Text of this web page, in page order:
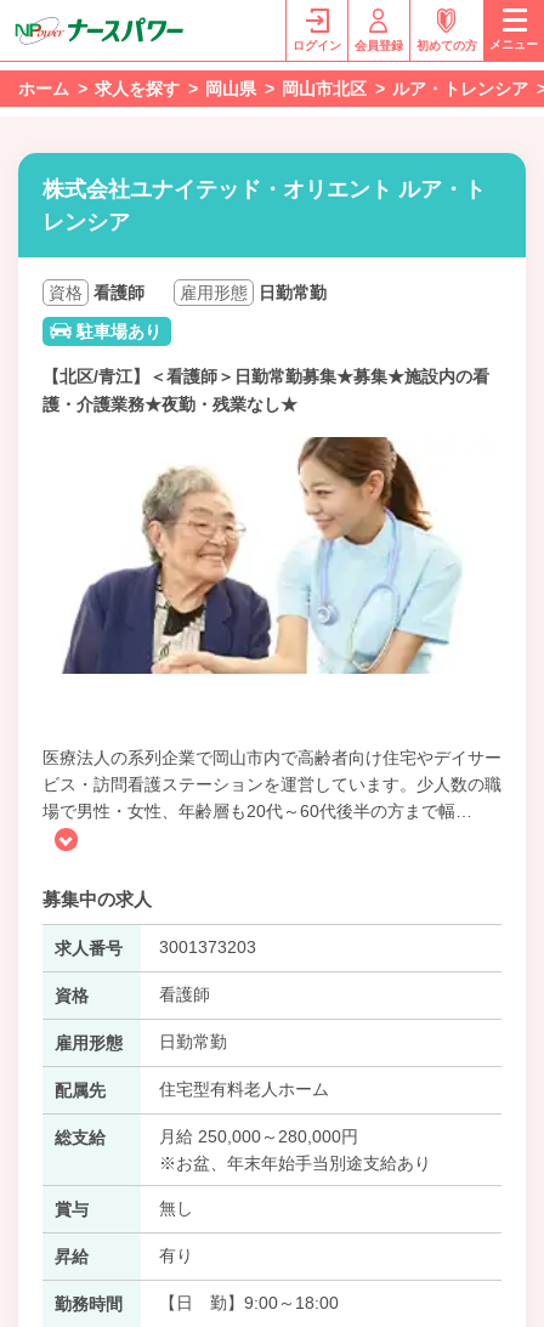
ログイン 会員登録 初めての方 メニュー
ホーム 求人を探す 岡山県 岡山市北区 ルア・トレンシア
株式会社ユナイテッド・オリエント ルア・ト
レンシア
資格 看護師 雇用形態
日勤常勤
駐車場あり
【北区/青江】＜看護師＞日勤常勤募集★募集★施設内の看
護・介護業務★夜勤・残業なし★
医療法人の系列企業で岡山市内で高齢者向け住宅やデイサー
ビス・訪問看護ステーションを運営しています。少人数の職
場で男性・女性、年齢層も20代～60代後半の方まで幅
募集中の求人
求人番号 3001373203
資格 看護師
雇用形態 日勤常勤
配属先 住宅型有料老人ホーム
総支給
月給 250,000～280,000円
※お盆、年末年始手当別途支給あり
賞与 無し
昇給 有り
勤務時間 【日 勤】9:00～18:00